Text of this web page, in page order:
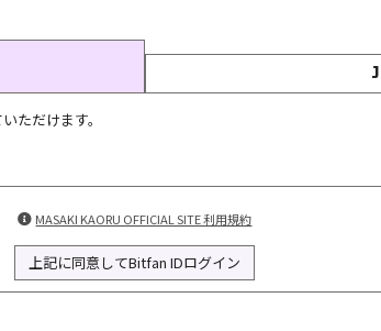
ただけます。
MASAKI KAORU OFFICIAL SITE 利用規約
上記に同意してBitfan IDログイン